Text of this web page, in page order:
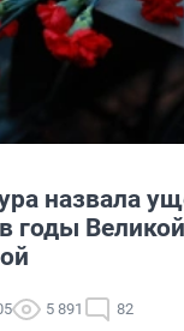
назвала
годы Великой
5 891 82